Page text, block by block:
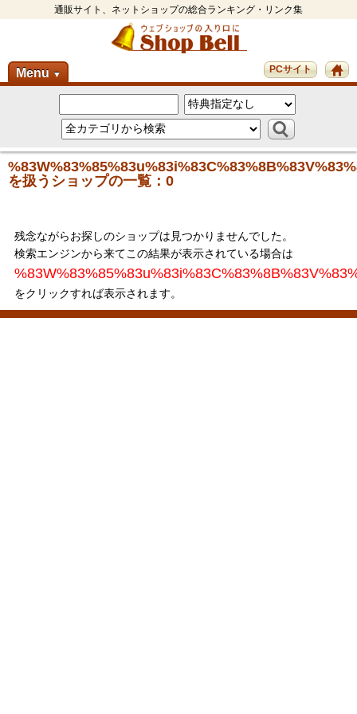
通販サイト、ネットショップの総合ランキング・リンク集
Menu ▼ PCサイト
を扱うショップの一覧：0
残念ながらお探しのショップは見つかりませんでした。
検索エンジンから来てこの結果が表示されている場合は
をクリックすれば表示されます。